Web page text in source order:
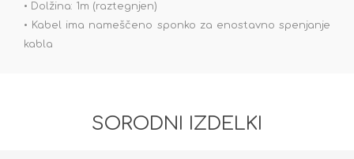
• Dolžina: 1m (raztegnjen)
• Kabel ima nameščeno sponko za enostavno spenjanje
kabla
SORODNI IZDELKI